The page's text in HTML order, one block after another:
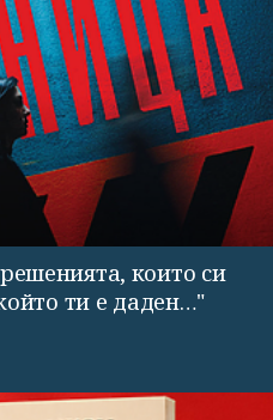
които си
ти е даден…"